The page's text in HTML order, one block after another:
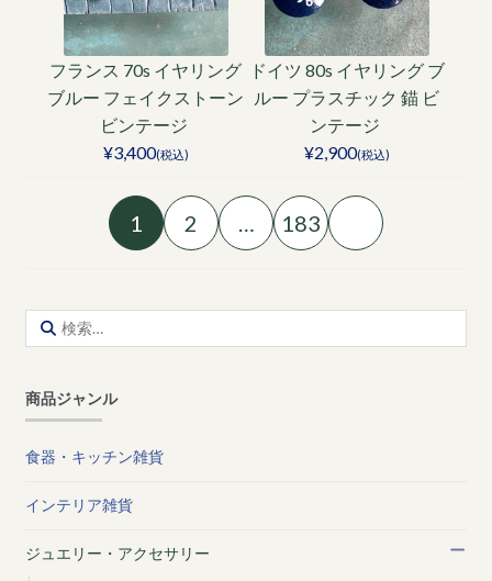
フランス 70s イヤリング
ブルー フェイクストーン
ビンテージ
¥3,400(税込)
ドイツ 80s イヤリング ブ
ルー プラスチック 錨 ビ
ンテージ
¥2,900(税込)
1 2 … 183
索:
商品ジャンル
食器・キッチン雑貨
インテリア雑貨
ジュエリー・アクセサリー